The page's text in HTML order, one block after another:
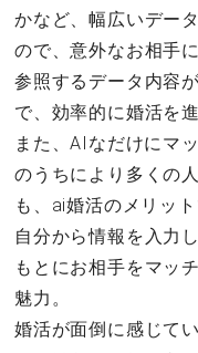
かなど、幅広いデー
ので、意外なお相手
参照するデータ内容
で、効率的に婚活を
また、AIなだけにマ
のうちにより多くの
も、ai婚活のメリット
自分から情報を入力
もとにお相手をマッ
魅力。
婚活が面倒に感じて